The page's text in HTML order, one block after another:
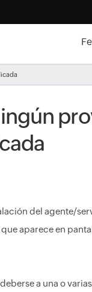
del agente/
aparece en
a una o